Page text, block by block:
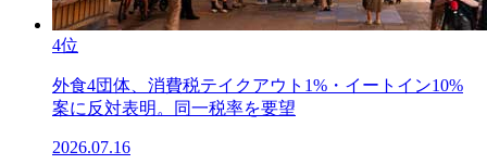
4位
外食4団体、消費税テイクアウト1%・イートイン10%
案に反対表明。同一税率を要望
2026.07.16